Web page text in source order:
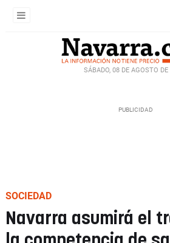
SÁBADO, 08 DE AGOSTO
SOCIEDAD
Navarra asumirá el